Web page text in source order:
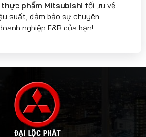
phẩm Mitsubishi tối ưu về
suất, đảm bảo sự chuyên
nghiệp F&B của bạn!